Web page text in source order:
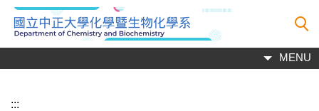
跳
到
主
MENU
:::